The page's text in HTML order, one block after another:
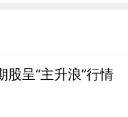
呈“主升浪”行情